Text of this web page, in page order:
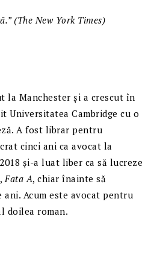
(The New York Times)
la Manchester și a crescut în
Universitatea Cambridge cu o
A fost librar pentru
cinci ani ca avocat la
și-a luat liber ca să lucreze
Fata A, chiar înainte să
Acum este avocat pentru
doilea roman.